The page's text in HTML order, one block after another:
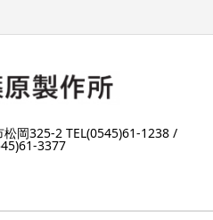
岡325-2 TEL(0545)61-1238 /
3377